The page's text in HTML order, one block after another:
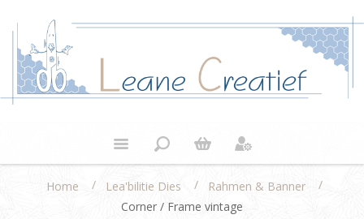
Home / Lea'bilitie Dies / Rahmen & Banner
/
Corner / Frame vintage